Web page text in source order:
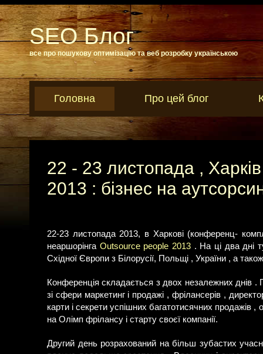
SEO Блог
все про пошукову оптимізацію та веб розробку українською
Головна Про цей блог
22 - 23 листопада ,
2013 : бізнес на
22-23 листопада 2013, в Харкові (конференц-
неаршорінга Outsource people 2013. На ці два дні
Східної Європи з Білорусії, Польщі , України , а
Конференція складається з двох незалежних днів .
зі сфери маркетинг і продажі , фрілансерів ,
карти і секрети успішних багатотисячних продажів
на Олімп фрілансу і старту своєї компанії.
Другий день розрахований на більш зубастих